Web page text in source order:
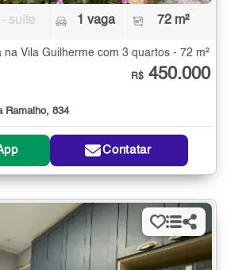
- suíte 1 vaga 72 m²
na Vila Guilherme com 3 quartos - 72 m²
Ramalho, 834
R$ 450.000
Contatar